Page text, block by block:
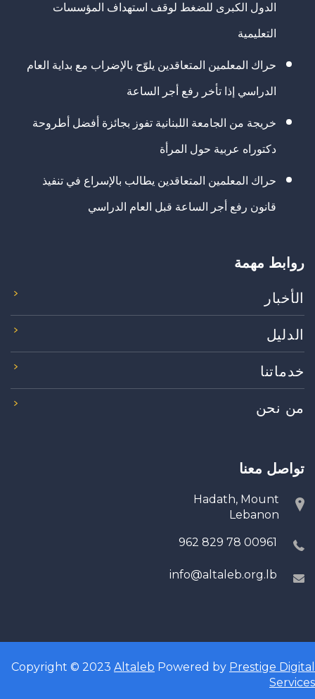
الدول الكبرى للضغط لوقف استهداف المؤسسات
التعليمية
حراك المعلمين المتعاقدين يلوّح بالإضراب مع بداية العام
الدراسي إذا تأخر رفع أجر الساعة
خريجة من الجامعة اللبنانية تفوز بجائزة أفضل أطروحة
دكتوراه عربية حول المرأة
حراك المعلمين المتعاقدين يطالب بالإسراع في تنفيذ
قانون رفع أجر الساعة قبل العام الدراسي
روابط مهمة
الأخبار
الدليل
خدماتنا
من نحن
تواصل معنا
Hadath, Mount
Lebanon
00961 78 829 962
info@altaleb.org.lb
Copyright © 2023 Altaleb Powered by Prestige Digital
Services